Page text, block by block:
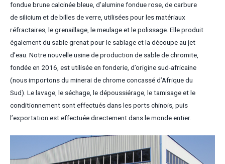
fondue brune calcinée bleue, d’alumine fondue rose, de carbure
de silicium et de billes de verre, utilisées pour les matériaux
réfractaires, le grenaillage, le meulage et le polissage. Elle produit
également du sable grenat pour le sablage et la découpe au jet
d’eau. Notre nouvelle usine de production de sable de chromite,
fondée en 2016, est utilisée en fonderie, d’origine sud-africaine
(nous importons du minerai de chrome concassé d’Afrique du
Sud). Le lavage, le séchage, le dépoussiérage, le tamisage et le
conditionnement sont effectués dans les ports chinois, puis
l’exportation est effectuée directement dans le monde entier.